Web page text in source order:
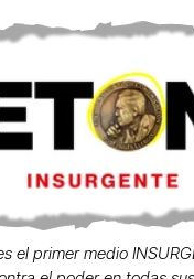
el primer medio